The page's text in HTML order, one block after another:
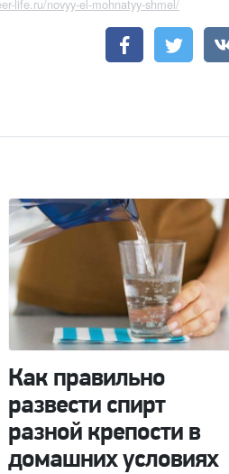
life.ru/novyy-el-mohnatyy-shmel/
Как правильно
развести спирт
разной крепости в
домашних условиях